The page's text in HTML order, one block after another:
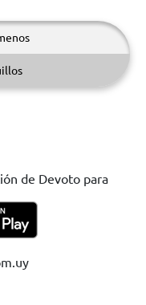
de Devoto para